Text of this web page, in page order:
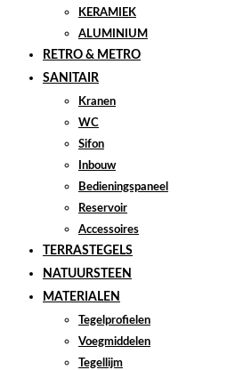
KERAMIEK
ALUMINIUM
RETRO & METRO
SANITAIR
Kranen
WC
Sifon
Inbouw
Bedieningspaneel
Reservoir
Accessoires
TERRASTEGELS
NATUURSTEEN
MATERIALEN
Tegelprofielen
Voegmiddelen
Tegellijm